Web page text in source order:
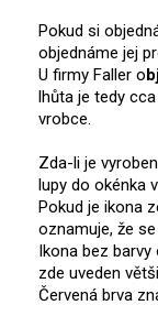
Pokud si
objednáme jej
U firmy Faller o
lhůta je tedy
vrobce.
Zda-li je
lupy do okénka
Pokud je ikona
oznamuje, že
Ikona bez barvy
zde uveden
Červená brva